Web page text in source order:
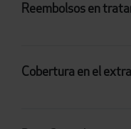
Reembolsos en
Cobertura en el